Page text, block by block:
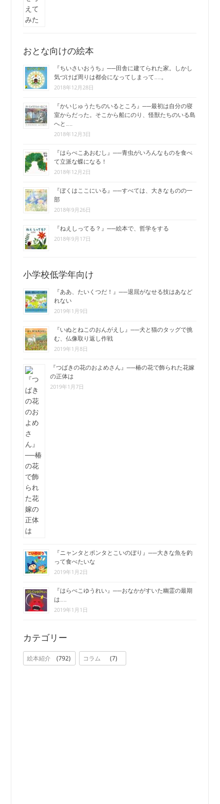
おとな向けの絵本
『ちいさいおうち』──田舎に建てられた家。しかし
気づけば周りは都会になってしまって……。
2018年12月28日
『かいじゅうたちのいるところ』──最初は自分の寝
室からだった。そこから船にのり、怪獣たちのいる島
へと……
2018年12月3日
『はらぺこあおむし』──青虫がいろんなものを食べ
て立派な蝶になる！
2018年12月2日
『ぼくはここにいる』──すべては、大きなものの一
部
2018年9月26日
『ねえしってる？』──絵本で、哲学をする
2018年9月17日
小学校低学年向け
『ああ、たいくつだ！』──退屈がなせる技はあなど
れない
2019年1月9日
『いぬとねこのおんがえし』──犬と猫のタッグで挑
む、仏像取り返し作戦
2019年1月8日
『つばきの花のおよめさん』──椿の花で飾られた花嫁
の正体は
2019年1月7日
『ニャンタとポンタとこいのぼり』──大きな魚を釣
って食べたいな
2019年1月2日
『はらぺこゆうれい』──おなかがすいた幽霊の最期
は……
2019年1月1日
カテゴリー
絵本紹介 792 コラム 7